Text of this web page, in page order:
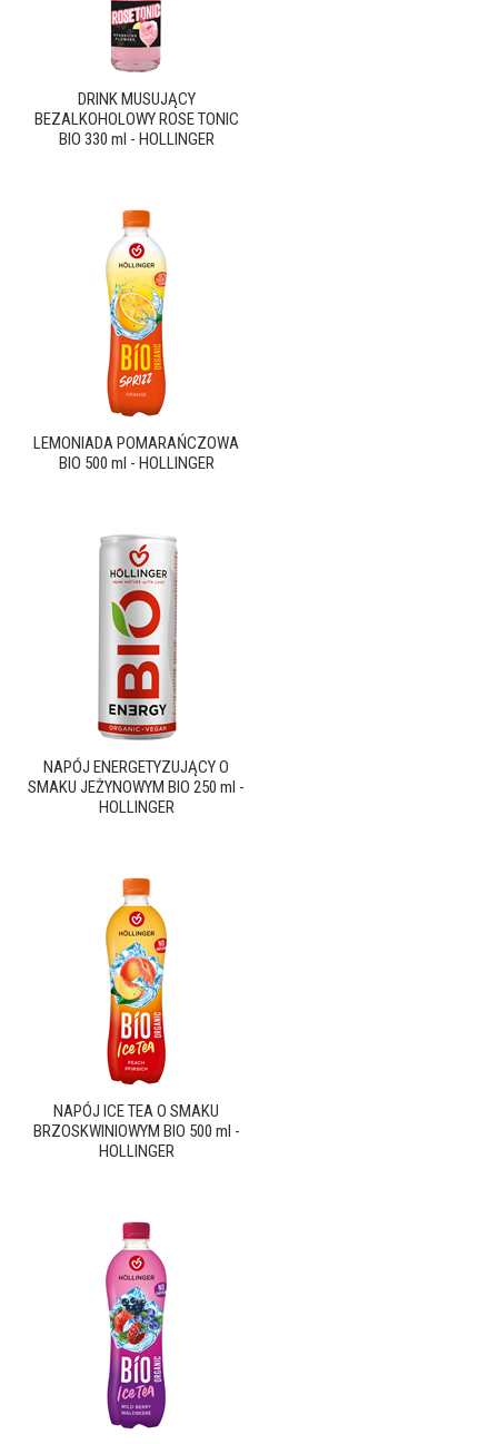
DRINK MUSUJĄCY
BEZALKOHOLOWY ROSE TONIC
BIO 330 ml - HOLLINGER
LEMONIADA POMARAŃCZOWA
BIO 500 ml - HOLLINGER
NAPÓJ ENERGETYZUJĄCY O
SMAKU JEŻYNOWYM BIO 250 ml -
HOLLINGER
NAPÓJ ICE TEA O SMAKU
BRZOSKWINIOWYM BIO 500 ml -
HOLLINGER